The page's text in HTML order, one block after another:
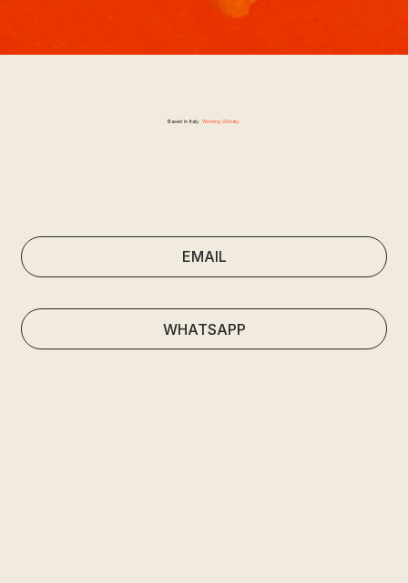
Based in Italy. Working Globaly.
EMAIL
WHATSAPP